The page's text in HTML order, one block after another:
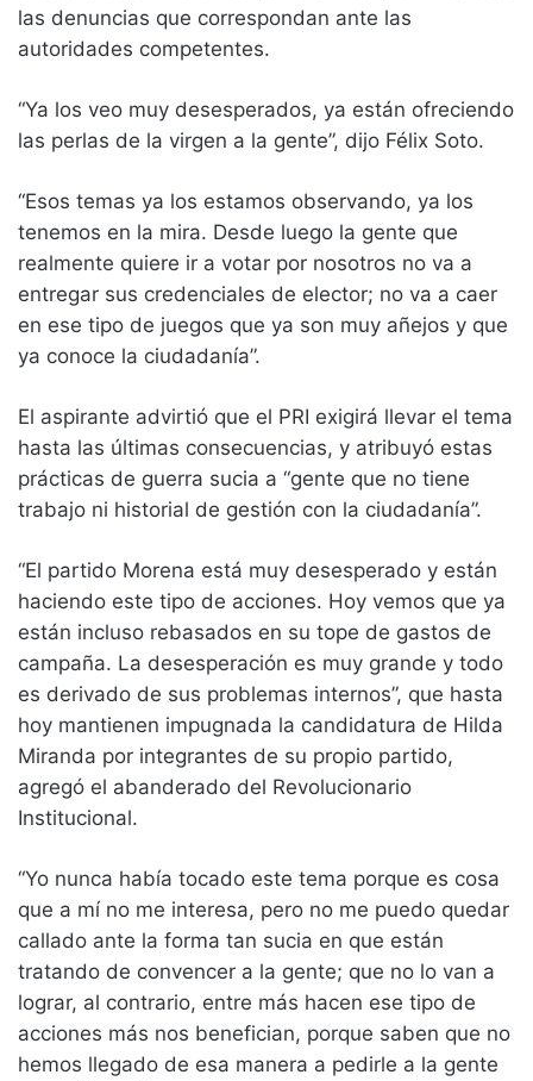
las denuncias que correspondan ante las
autoridades competentes.
“Ya los veo muy desesperados, ya están ofreciendo
las perlas de la virgen a la gente”, dijo Félix Soto.
“Esos temas ya los estamos observando, ya los
tenemos en la mira. Desde luego la gente que
realmente quiere ir a votar por nosotros no va a
entregar sus credenciales de elector; no va a caer
en ese tipo de juegos que ya son muy añejos y que
ya conoce la ciudadanía”.
El aspirante advirtió que el PRI exigirá llevar el tema
hasta las últimas consecuencias, y atribuyó estas
prácticas de guerra sucia a “gente que no tiene
trabajo ni historial de gestión con la ciudadanía”.
“El partido Morena está muy desesperado y están
haciendo este tipo de acciones. Hoy vemos que ya
están incluso rebasados en su tope de gastos de
campaña. La desesperación es muy grande y todo
es derivado de sus problemas internos”, que hasta
hoy mantienen impugnada la candidatura de Hilda
Miranda por integrantes de su propio partido,
agregó el abanderado del Revolucionario
Institucional.
“Yo nunca había tocado este tema porque es cosa
que a mí no me interesa, pero no me puedo quedar
callado ante la forma tan sucia en que están
tratando de convencer a la gente; que no lo van a
lograr, al contrario, entre más hacen ese tipo de
acciones más nos benefician, porque saben que no
hemos llegado de esa manera a pedirle a la gente